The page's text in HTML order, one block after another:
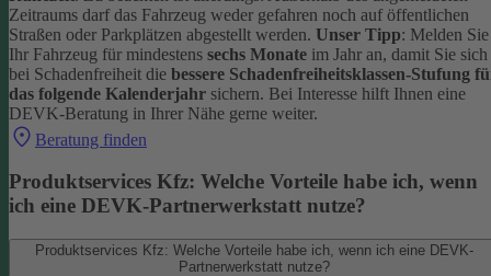
Zeitraums darf das Fahrzeug weder gefahren noch auf öffentlichen
Straßen oder Parkplätzen abgestellt werden. Unser Tipp: Melden Sie
Ihr Fahrzeug für mindestens sechs Monate im Jahr an, damit Sie sich
bei Schadenfreiheit die bessere Schadenfreiheitsklassen-Stufung
das folgende Kalenderjahr sichern. Bei Interesse hilft Ihnen eine
DEVK-Beratung in Ihrer Nähe gerne weiter.
Beratung finden
Produktservices Kfz: Welche Vorteile habe ich, wenn
ich eine DEVK-Partnerwerkstatt nutze?
Produktservices Kfz: Welche Vorteile habe ich, wenn ich eine DEVK-
Partnerwerkstatt nutze?